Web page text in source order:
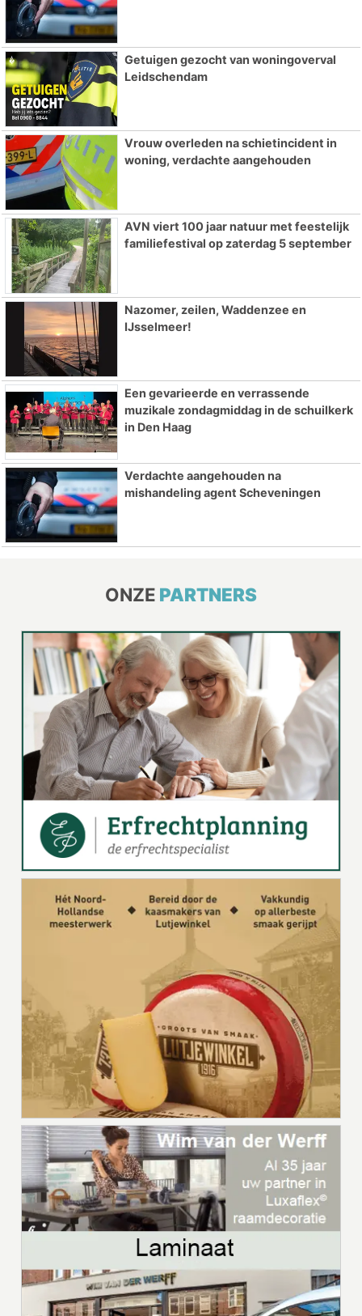
Getuigen gezocht van woningoverval
Leidschendam
Vrouw overleden na schietincident in
woning, verdachte aangehouden
AVN viert 100 jaar natuur met feestelijk
familiefestival op zaterdag 5 september
Nazomer, zeilen, Waddenzee en
IJsselmeer!
Een gevarieerde en verrassende
muzikale zondagmiddag in de schuilkerk
in Den Haag
Verdachte aangehouden na
mishandeling agent Scheveningen
ONZE PARTNERS